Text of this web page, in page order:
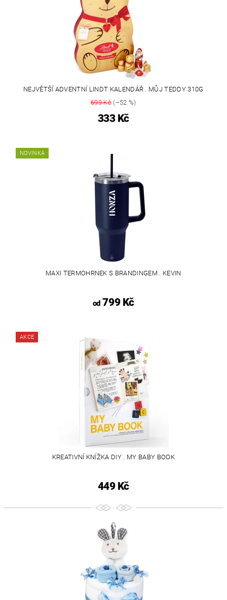
NEJVĚTŠÍ ADVENTNÍ LINDT KALENDÁŘ . MŮJ TEDDY 310G
699 Kč(–52 %)
333 Kč
NOVINKA
MAXI TERMOHRNEK S BRANDINGEM . KEVIN
od799 Kč
AKCE
KREATIVNÍ KNÍŽKA DIY . MY BABY BOOK
449 Kč